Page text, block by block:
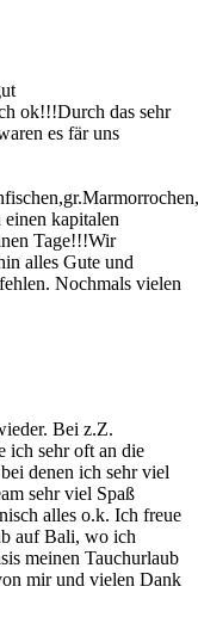
ok!!!Durch das sehr
es fär uns
kapitalen
Tage!!!Wir
alles Gute und
Nochmals vielen
Bei z.Z.
ich sehr oft an die
denen ich sehr viel
sehr viel Spaß
alles o.k. Ich freue
auf Bali, wo ich
meinen Tauchurlaub
mir und vielen Dank